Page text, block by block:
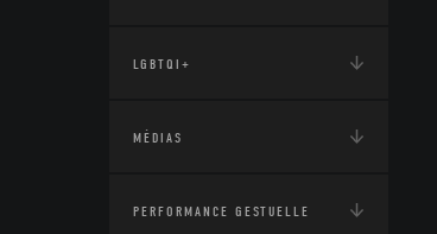
LGBTQI+
MÉDIAS
PERFORMANCE GESTUELLE